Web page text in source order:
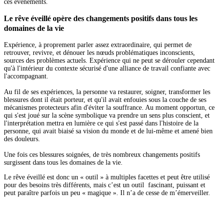
ces évènements.
Le rêve éveillé opère des changements positifs dans tous les
domaines de la vie
Expérience, à proprement parler assez extraordinaire, qui permet de
retrouver, revivre, et dénouer les nœuds problématiques inconscients,
sources des problèmes actuels. Expérience qui ne peut se dérouler cependant
qu'à l'intérieur du contexte sécurisé d'une alliance de travail confiante avec
l'accompagnant.
Au fil de ses expériences, la personne va restaurer, soigner, transformer les
blessures dont il était porteur, et qu'il avait enfouies sous la couche de ses
mécanismes protecteurs afin d'éviter la souffrance. Au moment opportun, ce
qui s'est joué sur la scène symbolique va prendre un sens plus conscient, et
l'interprétation mettra en lumière ce qui s'est passé dans l'histoire de la
personne, qui avait biaisé sa vision du monde et de lui-même et amené bien
des douleurs.
Une fois ces blessures soignées, de très nombreux changements positifs
surgissent dans tous les domaines de la vie.
Le rêve éveillé est donc un « outil » à multiples facettes et peut être utilisé
pour des besoins très différents, mais c’est un outil fascinant, puissant et
peut paraître parfois un peu « magique ». Il n’a de cesse de m’émerveiller.